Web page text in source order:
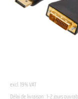
excl. 19% VAT
Délai de livraison :1-2 jours